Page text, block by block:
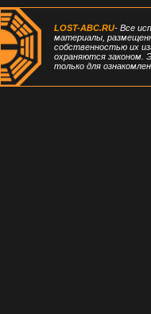
LOST-ABC.RU- Все
материалы,
собственностью их
охраняются законом.
только для